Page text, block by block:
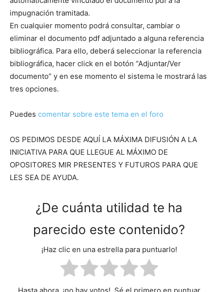
impugnación tramitada.
En cualquier momento podrá consultar, cambiar o
eliminar el documento pdf adjuntado a alguna referencia
bibliográfica. Para ello, deberá seleccionar la referencia
bibliográfica, hacer click en el botón “Adjuntar/Ver
documento” y en ese momento el sistema le mostrará las
tres opciones.
Puedes comentar sobre este tema en el foro
OS PEDIMOS DESDE AQUÍ LA MÁXIMA DIFUSIÓN A LA
INICIATIVA PARA QUE LLEGUE AL MÁXIMO DE
OPOSITORES MIR PRESENTES Y FUTUROS PARA QUE
LES SEA DE AYUDA.
¿De cuánta utilidad te ha
parecido este contenido?
¡Haz clic en una estrella para puntuarlo!